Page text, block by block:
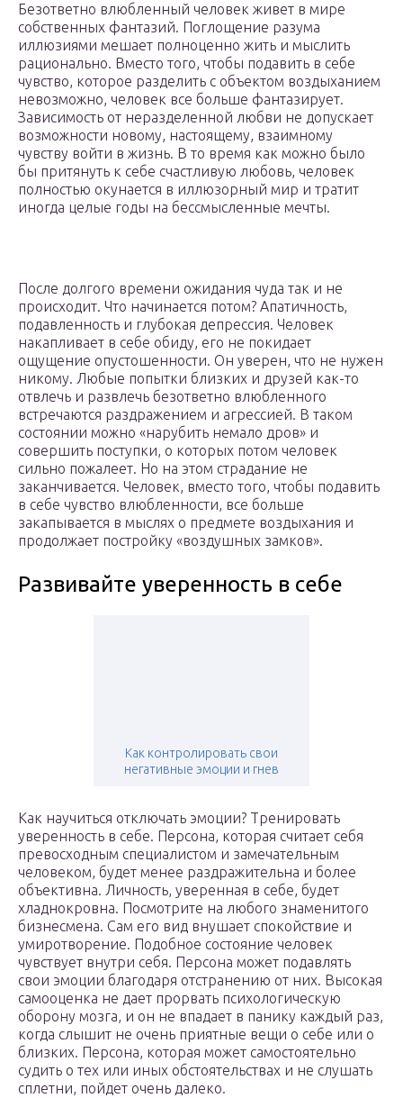
Безответно влюбленный человек живет в мире
собственных фантазий. Поглощение разума
иллюзиями мешает полноценно жить и мыслить
рационально. Вместо того, чтобы подавить в себе
чувство, которое разделить с объектом воздыханием
невозможно, человек все больше фантазирует.
Зависимость от неразделенной любви не допускает
возможности новому, настоящему, взаимному
чувству войти в жизнь. В то время как можно было
бы притянуть к себе счастливую любовь, человек
полностью окунается в иллюзорный мир и тратит
иногда целые годы на бессмысленные мечты.
После долгого времени ожидания чуда так и не
происходит. Что начинается потом? Апатичность,
подавленность и глубокая депрессия. Человек
накапливает в себе обиду, его не покидает
ощущение опустошенности. Он уверен, что не нужен
никому. Любые попытки близких и друзей как-то
отвлечь и развлечь безответно влюбленного
встречаются раздражением и агрессией. В таком
состоянии можно «нарубить немало дров» и
совершить поступки, о которых потом человек
сильно пожалеет. Но на этом страдание не
заканчивается. Человек, вместо того, чтобы подавить
в себе чувство влюбленности, все больше
закапывается в мыслях о предмете воздыхания и
продолжает постройку «воздушных замков».
Развивайте уверенность в себе
Как контролировать свои
негативные эмоции и гнев
Как научиться отключать эмоции? Тренировать
уверенность в себе. Персона, которая считает себя
превосходным специалистом и замечательным
человеком, будет менее раздражительна и более
объективна. Личность, уверенная в себе, будет
хладнокровна. Посмотрите на любого знаменитого
бизнесмена. Сам его вид внушает спокойствие и
умиротворение. Подобное состояние человек
чувствует внутри себя. Персона может подавлять
свои эмоции благодаря отстранению от них. Высокая
самооценка не дает прорвать психологическую
оборону мозга, и он не впадает в панику каждый раз,
когда слышит не очень приятные вещи о себе или о
близких. Персона, которая может самостоятельно
судить о тех или иных обстоятельствах и не слушать
сплетни, пойдет очень далеко.